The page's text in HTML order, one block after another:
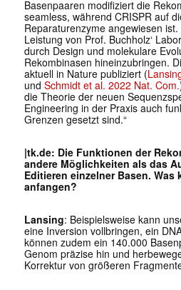
Basenpaaren modifiziert die
seamless, während CRISPR auf
Reparaturenzyme angewiesen
Leistung von Prof. Buchholz‘
durch Design und molekulare
Rekombinasen hineinzubringen.
aktuell in Naturepubliziert (
und Schmidt et al. 2022 Nat. Com.
die Theorie der neuen
Engineering in der Praxis auch
Grenzen gesetzt sind.“
|tk.de: Die Funktionen der
andere Möglichkeiten als das
Editieren einzelner Basen. Was
anfangen?
Lansing: Beispielsweise kann
eine Inversion vollbringen, ein
können zudem ein 140.000
Genom präzise hin und
Korrektur von größeren